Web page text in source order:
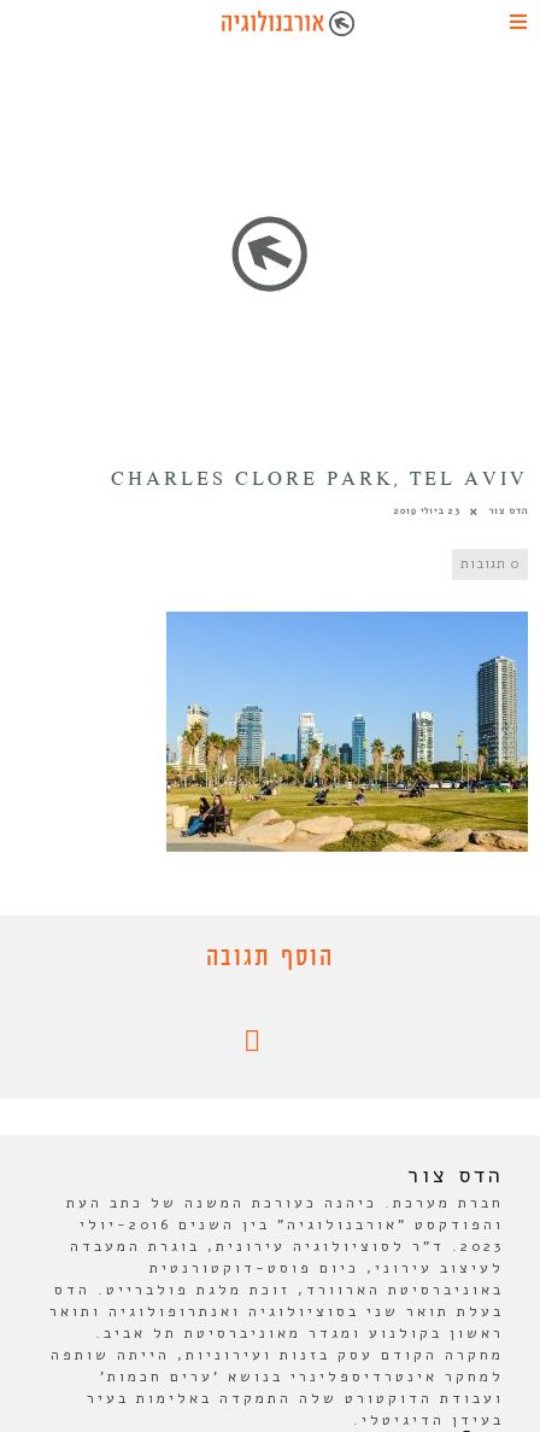
CHARLES CLORE PARK, TEL AVIV
הדס צור 23 ביולי 2019
0 תגובות
הוסף תגובה
הדס צור
חברת מערכת. כיהנה כעורכת המשנה של כתב העת
והפודקסט "אורבנולוגיה" בין השנים 2016-יולי
2023. ד"ר לסוציולוגיה עירונית, בוגרת המעבדה
לעיצוב עירוני, כיום פוסט-דוקטורנטית
באוניברסיטת הארוורד, זוכת מלגת פולברייט. הדס
בעלת תואר שני בסוציולוגיה ואנתרופולוגיה ותואר
ראשון בקולנוע ומגדר מאוניברסיטת תל אביב.
מחקרה הקודם עסק בזנות ועירוניות, הייתה שותפה
למחקר אינטרדיספלינרי בנושא 'ערים חכמות'
ועבודת הדוקטורט שלה התמקדה באלימות בעיר
בעידן הדיגיטלי.